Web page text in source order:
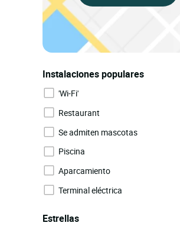
Instalaciones populares
'Wi-Fi'
Restaurant
Se admiten mascotas
Piscina
Aparcamiento
Terminal eléctrica
Estrellas